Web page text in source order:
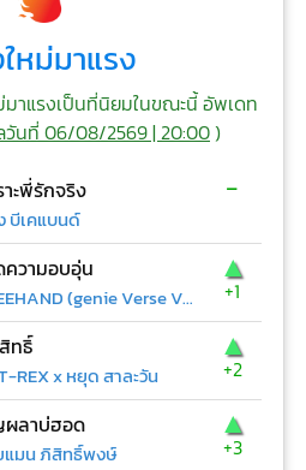
หม่มาแรง
าแรงเป็นที่นิยมในขณะนี้ อัพเดท
วันที่ 06/08/2569 | 20:00)
าะพี่รักจริง
บีเคแบนด์
-
ความอบอุ่น
FREEHAND (genie Verse Vol.1)
▲
+1
ทธิ์
REX x หยุด สาละวัน
▲
+2
ลาบ่ฮอด
แมน ภิสิทธิ์พงษ์
▲
+3